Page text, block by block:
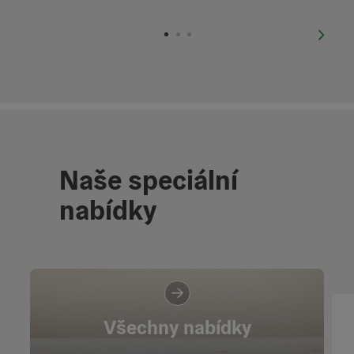
Naše speciální
nabídky
Všechny nabídky